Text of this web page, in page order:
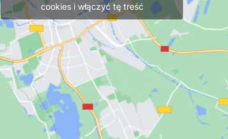
cookies i włączyć tę treść